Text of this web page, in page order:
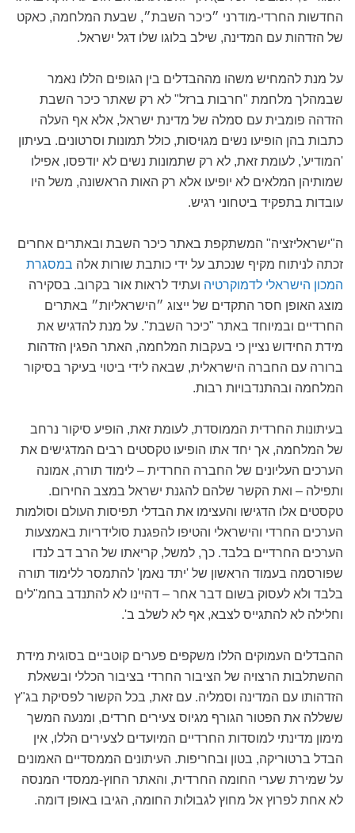
החדשות החרדי-מודרני ״כיכר השבת״, שבעת המלחמה, כאקט
של הזדהות עם המדינה, שילב בלוגו שלו דגל ישראל.
על מנת להמחיש משהו מההבדלים בין הגופים הללו נאמר
שבמהלך מלחמת "חרבות ברזל" לא רק שאתר כיכר השבת
הזדהה פומבית עם סמלה של מדינת ישראל, אלא אף העלה
כתבות בהן הופיעו נשים מגויסות, כולל תמונות וסרטונים. בעיתון
'המודיע', לעומת זאת, לא רק שתמונות נשים לא יודפסו, אפילו
שמותיהן המלאים לא יופיעו אלא רק האות הראשונה, משל היו
עובדות בתפקיד ביטחוני רגיש.
ה"ישראליזציה" המשתקפת באתר כיכר השבת ובאתרים אחרים
זכתה לניתוח מקיף שנכתב על ידי כותבת שורות אלה במסגרת
המכון הישראלי לדמוקרטיה ועתיד לראות אור בקרוב. בסקירה
מוצג האופן חסר התקדים של ייצוג ״הישראליות״ באתרים
החרדיים ובמיוחד באתר "כיכר השבת". על מנת להדגיש את
מידת החידוש נציין כי בעקבות המלחמה, האתר הפגין הזדהות
ברורה עם החברה הישראלית, שבאה לידי ביטוי בעיקר בסיקור
המלחמה ובהתנדבויות רבות.
בעיתונות החרדית הממוסדת, לעומת זאת, הופיע סיקור נרחב
של המלחמה, אך יחד אתו הופיעו טקסטים רבים המדגישים את
הערכים העליונים של החברה החרדית – לימוד תורה, אמונה
ותפילה – ואת הקשר שלהם להגנת ישראל במצב החירום.
טקסטים אלו הדגישו והעצימו את הבדלי תפיסות העולם וסולמות
הערכים החרדי והישראלי והטיפו להפגנת סולידריות באמצעות
הערכים החרדיים בלבד. כך, למשל, קריאתו של הרב דב לנדו
שפורסמה בעמוד הראשון של 'יתד נאמן' להתמסר ללימוד תורה
בלבד ולא לעסוק בשום דבר אחר – דהיינו לא להתנדב בחמ"לים
וחלילה לא להתגייס לצבא, אף לא לשלב ב'.
ההבדלים העמוקים הללו משקפים פערים קוטביים בסוגית מידת
ההשתלבות הרצויה של הציבור החרדי בציבור הכללי ובשאלת
הזדהותו עם המדינה וסמליה. עם זאת, בכל הקשור לפסיקת בג"ץ
ששללה את הפטור הגורף מגיוס צעירים חרדים, ומנעה המשך
מימון מדינתי למוסדות החרדיים המיועדים לצעירים הללו, אין
הבדל ברטוריקה, בטון ובחריפות. העיתונים הממסדיים האמונים
על שמירת שערי החומה החרדית, והאתר החוץ-ממסדי המנסה
לא אחת לפרוץ אל מחוץ לגבולות החומה, הגיבו באופן דומה.